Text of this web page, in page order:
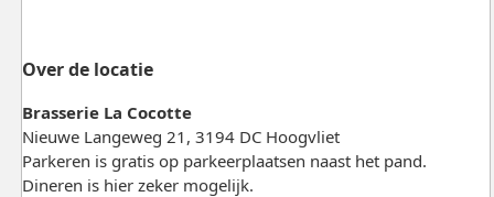
Over de locatie
Brasserie La Cocotte
Nieuwe Langeweg 21, 3194 DC Hoogvliet
Parkeren is gratis op parkeerplaatsen naast het pand.
Dineren is hier zeker mogelijk.